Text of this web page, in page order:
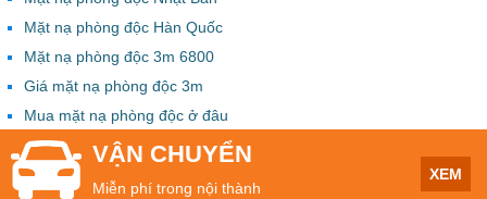
Mặt nạ phòng độc Hàn Quốc
Mặt nạ phòng độc 3m 6800
Giá mặt nạ phòng độc 3m
Mua mặt nạ phòng độc ở đâu
VẬN CHUYỂN
Miễn phí trong nội thành
XEM